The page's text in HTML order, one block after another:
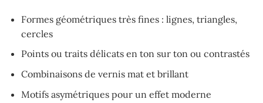
Formes géométriques très fines : lignes, triangles,
cercles
Points ou traits délicats en ton sur ton ou contrastés
Combinaisons de vernis mat et brillant
Motifs asymétriques pour un effet moderne